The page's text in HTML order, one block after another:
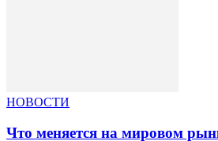
НОВОСТИ
Что меняется на мировом